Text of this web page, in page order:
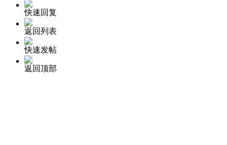
快速回复
返回列表
快速发帖
返回顶部